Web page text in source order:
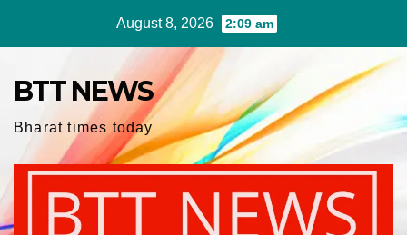
August 8, 2026 2:09 am
BTT NEWS
Bharat times today